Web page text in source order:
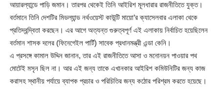
আয়ারল্যান্ডে পাড়ি জমান। তারপর থেকেই তিনি আইরিশ মূলধারার রাজনীতিতে যুক্ত।
বর্তমানে তিনি দেশটির মিডল্যান্ড নর্থওয়েস্ট কাউন্টি মায়ো’র ক্যাসেলবার এলাকা থেকে
প্রতিদ্বন্দ্বিতা করছেন। এর আগে অত্যন্ত গুরুত্বপূর্ণ এই এলাকায় নির্বাচিত হয়েছিলেন
বর্তমান শাসক দলের (ফিনেগেইল পার্টি) সাবেক প্রধানমন্ত্রী এন্ডা কেনি।
এ প্রসঙ্গে কামাল উদ্দিন জানান, তার এই রাজনীতিতে আসা ও মনোনয়ন পাওয়ার পথ
মোটেই মসৃন ছিল না। আর এই জন্য তাকে এখানকার আইরিশ কমিউনিটির জন্য কাজ
করাসহ স্থানীয় পর্যায়ে ব্যাপক প্রচার ও পরিচিতির জন্য কঠোর পরিশ্রম করতে হয়েছে।